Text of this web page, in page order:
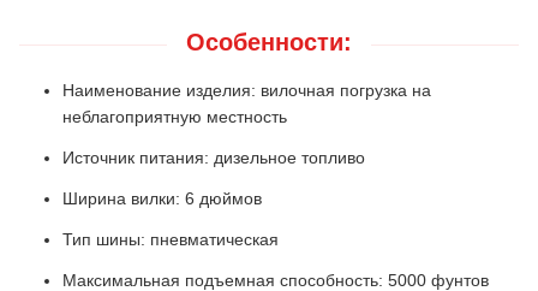
Особенности:
Наименование изделия: вилочная погрузка на
неблагоприятную местность
Источник питания: дизельное топливо
Ширина вилки: 6 дюймов
Тип шины: пневматическая
Максимальная подъемная способность: 5000 фунтов